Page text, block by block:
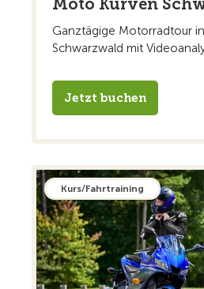
Moto Kurven
Ganztägige Motorradtour
Schwarzwald mit
Jetzt buchen
Kurs/Fahrtraining